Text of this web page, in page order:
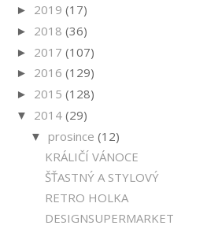
► 2019 (17)
► 2018 (36)
► 2017 (107)
► 2016 (129)
► 2015 (128)
▼ 2014 (29)
▼ prosince (12)
KRÁLIČÍ VÁNOCE
ŠŤASTNÝ A STYLOVÝ
RETRO HOLKA
DESIGNSUPERMARKET